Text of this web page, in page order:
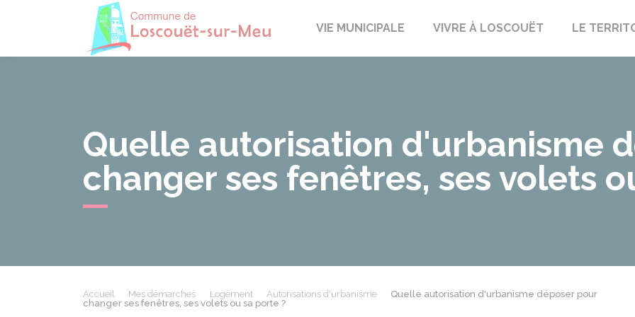
Loscouët-sur-Meu
VIE MUNICIPALE VIVRE À LOSCOUËT LE
Quelle autorisation d'urbanisme
changer ses fenêtres, ses volets
Accueil Mes démarches Logement Autorisations d'urbanisme
Quelle autorisation d'urbanisme déposer pour
changer ses fenêtres, ses volets ou sa porte ?